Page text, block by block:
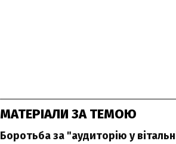
МАТЕРІАЛИ ЗА ТЕМОЮ
Боротьба за "аудиторію у